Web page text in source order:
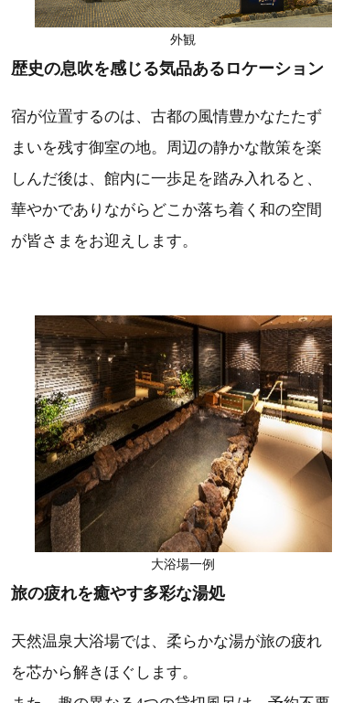
外観
歴史の息吹を感じる気品あるロケーション
宿が位置するのは、古都の風情豊かなたたず
まいを残す御室の地。周辺の静かな散策を楽
しんだ後は、館内に一歩足を踏み入れると、
華やかでありながらどこか落ち着く和の空間
が皆さまをお迎えします。
大浴場一例
旅の疲れを癒やす多彩な湯処
天然温泉大浴場では、柔らかな湯が旅の疲れ
を芯から解きほぐします。